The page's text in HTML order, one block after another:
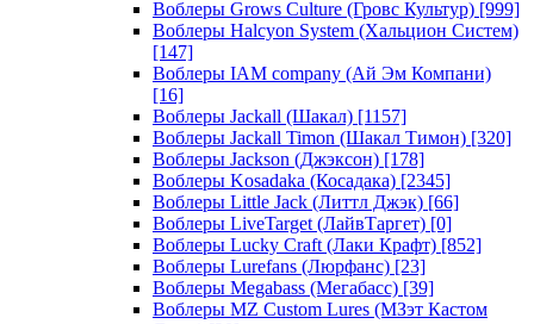
Воблеры Grows Culture (Гровс Культур) [999]
Воблеры Halcyon System (Хальцион Систем)
[147]
Воблеры IAM company (Ай Эм Компани)
[16]
Воблеры Jackall (Шакал) [1157]
Воблеры Jackall Timon (Шакал Тимон) [320]
Воблеры Jackson (Джэксон) [178]
Воблеры Kosadaka (Косадака) [2345]
Воблеры Little Jack (Литтл Джэк) [66]
Воблеры LiveTarget (ЛайвТаргет) [0]
Воблеры Lucky Craft (Лаки Крафт) [852]
Воблеры Lurefans (Люрфанс) [23]
Воблеры Megabass (Мегабасс) [39]
Воблеры MZ Custom Lures (МЗэт Кастом